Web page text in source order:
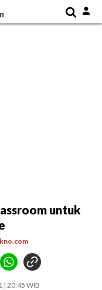
untuk
| 20:45 WIB